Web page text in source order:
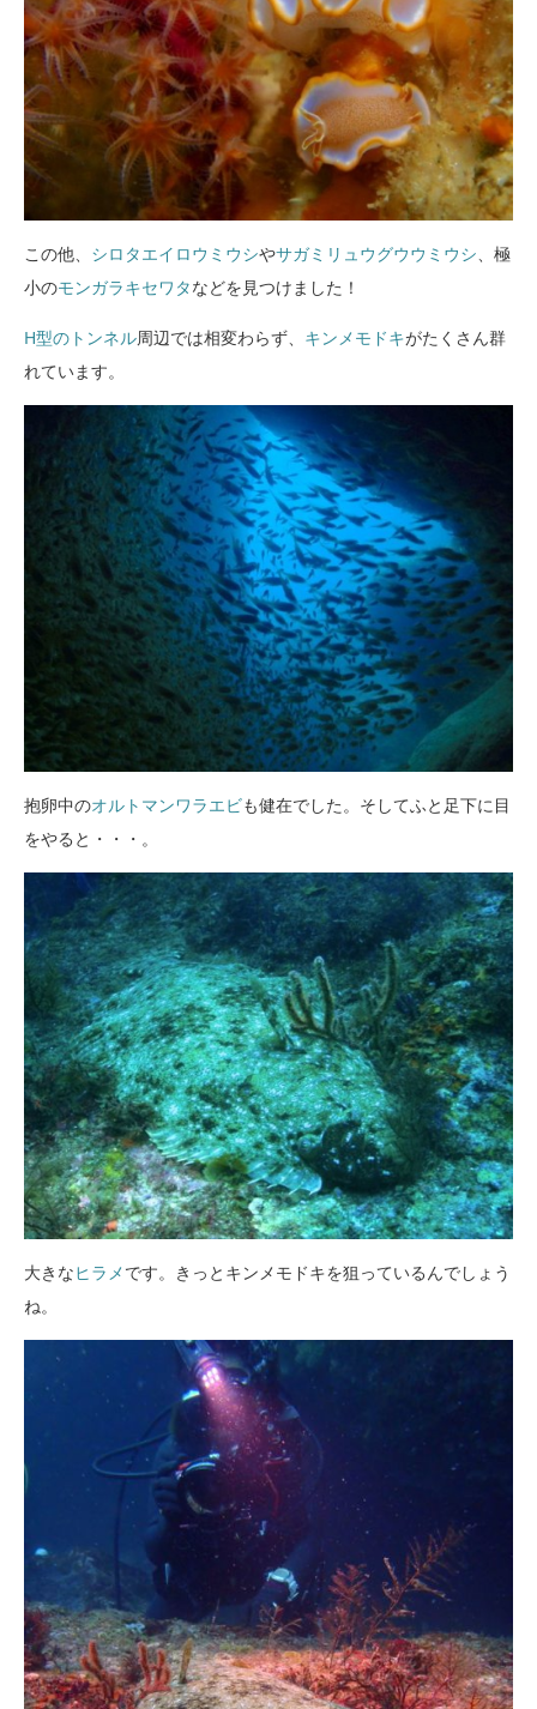
この他、 シロタエイロウミウシやサガミリュウグウウミウシ、極
小のモンガラキセワタなどを見つけました！
H型のトンネル周辺では相変わらず、 キンメモドキがたくさん群
れています。
抱卵中のオルトマンワラエビも健在でした。そしてふと足下に目
をやると・・・。
大きなヒラメです。きっとキンメモドキを狙っているんでしょう
ね。